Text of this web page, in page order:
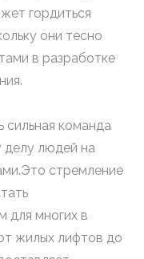
гордиться
они тесно
в разработке
сильная команда
делу людей на
стремление
для многих в
жилых лифтов до